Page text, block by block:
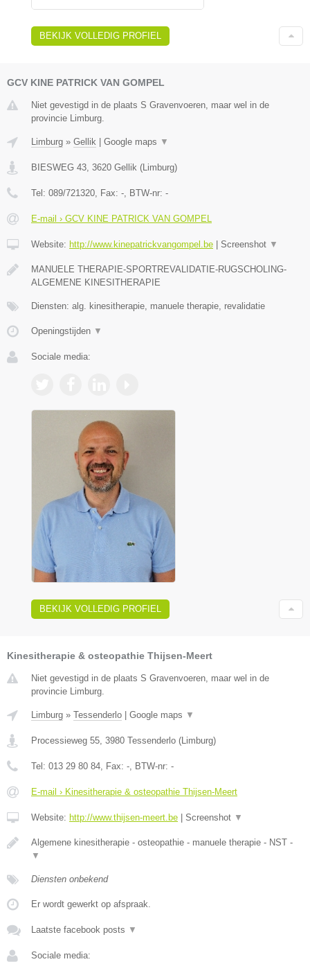
BEKIJK VOLLEDIG PROFIEL
GCV KINE PATRICK VAN GOMPEL
Niet gevestigd in de plaats S Gravenvoeren, maar wel in de
provincie Limburg.
Limburg » Gellik Google maps ▼
BIESWEG 43, 3620 Gellik (Limburg)
Tel: 089/721320, Fax: -, BTW-nr: -
E-mail › GCV KINE PATRICK VAN GOMPEL
Website: http://www.kinepatrickvangompel.be Screenshot ▼
MANUELE THERAPIE-SPORTREVALIDATIE-RUGSCHOLING-
ALGEMENE KINESITHERAPIE
Diensten: alg. kinesitherapie, manuele therapie, revalidatie
Openingstijden ▼
Sociale media:
BEKIJK VOLLEDIG PROFIEL
Kinesitherapie & osteopathie Thijsen-Meert
Niet gevestigd in de plaats S Gravenvoeren, maar wel in de
provincie Limburg.
Limburg » Tessenderlo Google maps ▼
Processieweg 55 3980 Tessenderlo ( Limburg)
Tel: 013 29 80 84 , Fax: - , BTW-nr: -
E-mail › Kinesitherapie & osteopathie Thijsen-Meert
Website: http://www.thijsen-meert.be Screenshot ▼
Algemene kinesitherapie - osteopathie - manuele therapie - NST -
▼
Diensten onbekend
Er wordt gewerkt op afspraak.
Laatste facebook posts ▼
Sociale media: